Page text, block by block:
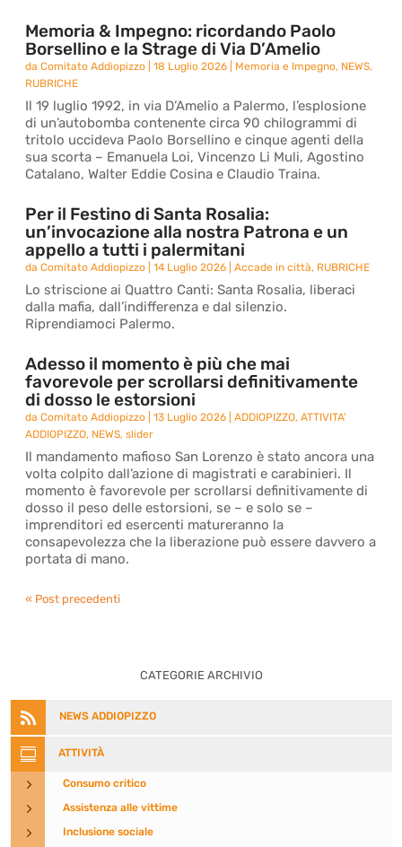
Memoria & Impegno: ricordando Paolo
Borsellino e la Strage di Via D’Amelio
daComitato Addiopizzo |18 Luglio 2026 Memoria e Impegno, NEWS,
RUBRICHE
Il 19 luglio 1992, in via D’Amelio a Palermo, l’esplosione
di un’autobomba contenente circa 90 chilogrammi di
tritolo uccideva Paolo Borsellino e cinque agenti della
sua scorta – Emanuela Loi, Vincenzo Li Muli, Agostino
Catalano, Walter Eddie Cosina e Claudio Traina.
Per il Festino di Santa Rosalia:
un’invocazione alla nostra Patrona e un
appello a tutti i palermitani
daComitato Addiopizzo |14 Luglio 2026 |Accade in città, RUBRICHE
Lo striscione ai Quattro Canti: Santa Rosalia, liberaci
dalla mafia, dall’indifferenza e dal silenzio.
Riprendiamoci Palermo.
Adesso il momento è più che mai
favorevole per scrollarsi definitivamente
di dosso le estorsioni
daComitato Addiopizzo |13 Luglio 2026 |ADDIOPIZZO,ATTIVITA'
ADDIOPIZZO, NEWS,slider
Il mandamento mafioso San Lorenzo è stato ancora una
volta colpito dall’azione di magistrati e carabinieri. Il
momento è favorevole per scrollarsi definitivamente di
dosso il peso delle estorsioni, se – e solo se –
imprenditori ed esercenti matureranno la
consapevolezza che la liberazione può essere davvero a
portata di mano.
« Post precedenti
CATEGORIE ARCHIVIO
 NEWS ADDIOPIZZO
 ATTIVITÀ
5 Consumo critico
5 Assistenza alle vittime
5 Inclusione sociale